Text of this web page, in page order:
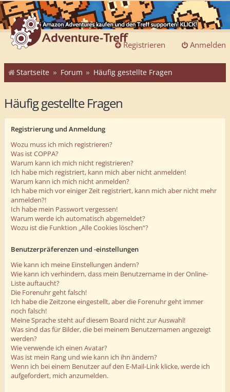
Anmelden
Registrieren
Startseite Forum Häufig gestellte Fragen
Häufig gestellte Fragen
Registrierung und Anmeldung
Wozu muss ich mich registrieren?
Was ist COPPA?
Warum kann ich mich nicht registrieren?
Ich habe mich registriert, kann mich aber nicht anmelden!
Warum kann ich mich nicht anmelden?
Ich habe mich vor einiger Zeit registriert, kann mich aber nicht mehr
anmelden?!
Ich habe mein Passwort vergessen!
Warum werde ich automatisch abgemeldet?
Wozu ist die Funktion „Alle Cookies löschen“?
Benutzerpräferenzen und -einstellungen
Wie kann ich meine Einstellungen ändern?
Wie kann ich verhindern, dass mein Benutzername in der Online-
Liste auftaucht?
Die Forenuhr geht falsch!
Ich habe die Zeitzone eingestellt, aber die Forenuhr geht immer
noch falsch!
Meine Sprache steht auf diesem Board nicht zur Auswahl!
Was sind das für Bilder, die bei meinem Benutzernamen angezeigt
werden?
Wie verwende ich einen Avatar?
Was ist mein Rang und wie kann ich ihn ändern?
Wenn ich bei einem Benutzer auf den E-Mail-Link klicke, werde ich
aufgefordert, mich anzumelden.